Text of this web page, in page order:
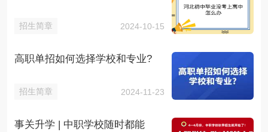
招生简章 2024-10-15
高职单招如何选择学校和专业?
招生简章 2024-11-23
事关升学 | 中职学校随时都能